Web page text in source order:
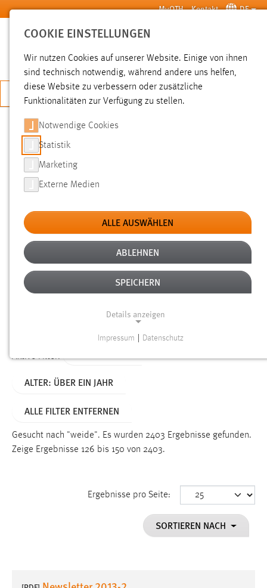
Zum Hauptinhalt springen MyOTH Kontakt DE
SUCHE
JETZT BEWERBEN
SUCHE
FILTER
Typ
Erstellungsdatum
Alter
Aktive Filter:
ALTER: ÜBER EIN JAHR
ALLE FILTER ENTFERNEN
Gesucht nach "weide". Es wurden 2403 Ergebnisse gefunden.
Zeige Ergebnisse 126 bis 150 von 2403.
Ergebnisse pro Seite:
SORTIEREN NACH
COOKIE EINSTELLUNGEN
Wir nutzen Cookies auf unserer Website. Einige von ihnen
sind technisch notwendig, während andere uns helfen,
diese Website zu verbessern oder zusätzliche
Funktionalitäten zur Verfügung zu stellen.
Notwendige Cookies
Statistik
Marketing
Externe Medien
ALLE AUSWÄHLEN
ABLEHNEN
SPEICHERN
Details anzeigen
Funktionen und sind für die einwandfreie Funktion der
Name:
Dieser Cookie speichert die ausgewählten Einverständnis-
Performance
Impressum Datenschutz